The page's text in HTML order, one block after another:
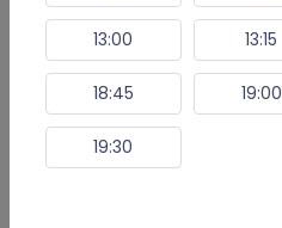
Informacje i usługi online
13:00 13:15
18:45 19:00
19:30